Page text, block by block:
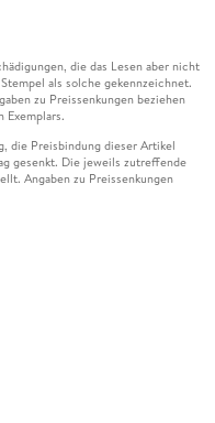
die das Lesen aber nicht
als solche gekennzeichnet.
zu Preissenkungen beziehen
Exemplars.
die Preisbindung dieser Artikel
gesenkt. Die jeweils zutreffende
Angaben zu Preissenkungen